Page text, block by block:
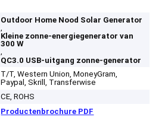
Outdoor Home Nood Solar Generator
,
Kleine zonne-energiegenerator van
300 W
,
QC3.0 USB-uitgang zonne-generator
T/T, Western Union, MoneyGram,
Paypal, Skrill, Transferwise
CE, ROHS
Productenbrochure PDF